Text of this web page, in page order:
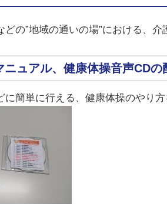
の”地域の通いの場”における、介
ュアル、健康体操音声CDの
に簡単に行える、健康体操のやり